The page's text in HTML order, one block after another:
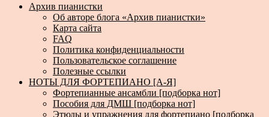
Архив пианистки
Об авторе блога «Архив пианистки»
Карта сайта
FAQ
Политика конфиденциальности
Пользовательское соглашение
Полезные ссылки
НОТЫ ДЛЯ ФОРТЕПИАНО [А-Я]
Фортепианные ансамбли [подборка нот]
Пособия для ДМШ [подборка нот]
Этюды и упражнения для фортепиано [подборка